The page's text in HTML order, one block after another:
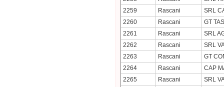
2259
Rascani
SRL
2260
Rascani
GT
2261
Rascani
SRL
2262
Rascani
SRL
2263
Rascani
GT
2264
Rascani
CAP
2265
Rascani
SRL